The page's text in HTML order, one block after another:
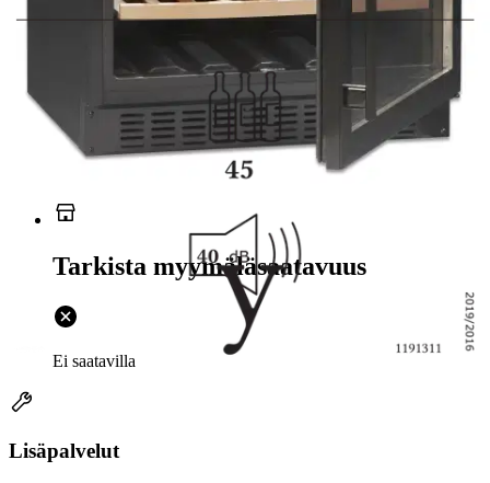
Ilmainen toimitus yli 100 €:n tilauksille
Postin pakettiautomaattiin tai
palvelupisteeseen!
Etu ei koske Suuri‑lisäpalvelulla toimitettavia tuotteita.
Tarkista myymäläsaatavuus
Ei saatavilla
Lisäpalvelut